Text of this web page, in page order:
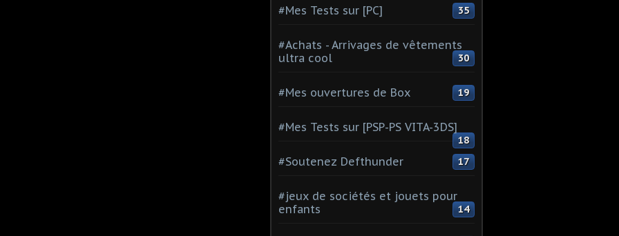
#Mes Tests sur [PC] 35
#Achats - Arrivages de vêtements
ultra cool
30
#Mes ouvertures de Box 19
#Mes Tests sur [PSP-PS VITA-3DS]
18
#Soutenez Defthunder 17
#jeux de sociétés et jouets pour
enfants
14